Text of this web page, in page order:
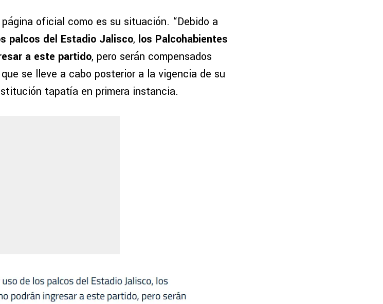
oficial como es su situación. “Debido a
palcos del Estadio Jalisco, los Palcohabientes
a este partido, pero serán compensados
se lleve a cabo posterior a la vigencia de su
tapatía en primera instancia.